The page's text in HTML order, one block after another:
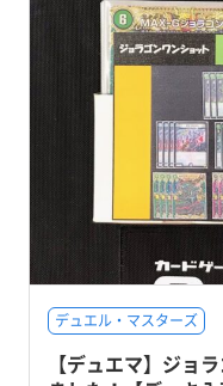
デュエル・マスターズ
【デュエマ】ジョ